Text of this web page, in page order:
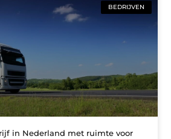
BEDRIJVEN
in Nederland met ruimte voor